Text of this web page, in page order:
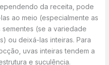
da receita, pode
ao meio (especialmente as
(se a variedade
ou deixá-las inteiras. Para
uvas inteiras tendem a
e suculência.